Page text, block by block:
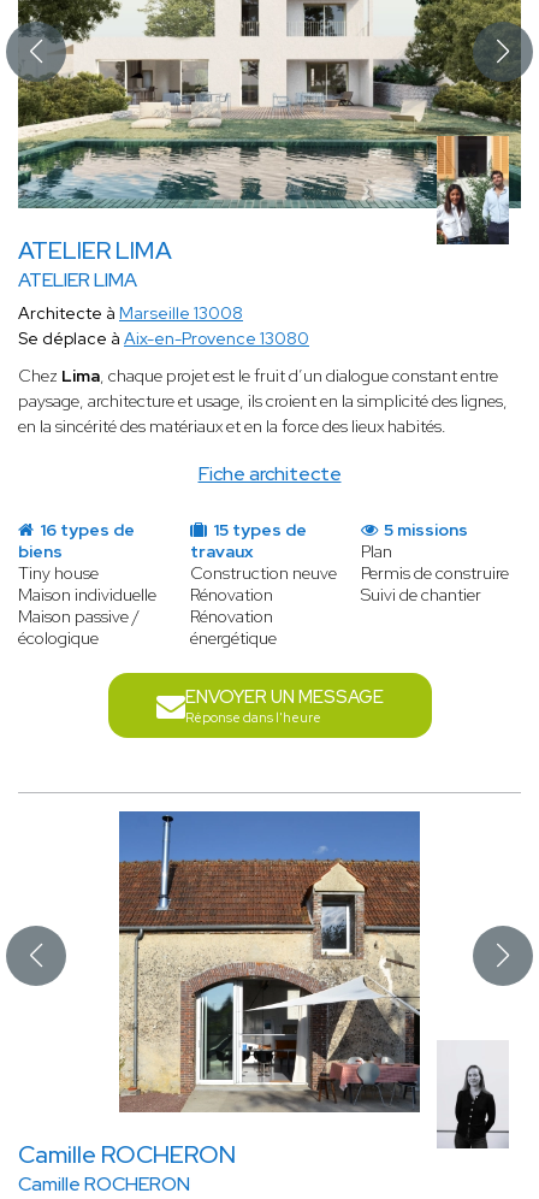
ATELIER LIMA
ATELIER LIMA
Fiche architecte
Architecte à Marseille 13008
Se déplace à Aix-en-Provence 13080
Chez Lima, chaque projet est le fruit d’un dialogue constant entre
paysage, architecture et usage, ils croient en la simplicité des lignes,
en la sincérité des matériaux et en la force des lieux habités.
16 types de
biens
Tiny house
Maison individuelle
Maison passive /
écologique
15 types de
travaux
Construction neuve
Rénovation
Rénovation
énergétique
5 missions
Plan
Permis de construire
Suivi de chantier
ENVOYER UN MESSAGE
Réponse dans l'heure
Camille ROCHERON
Camille ROCHERON